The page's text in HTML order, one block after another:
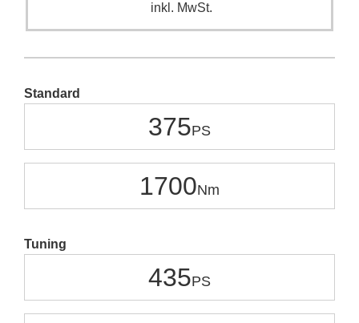
inkl. MwSt.
Standard
375
1700
Tuning
435